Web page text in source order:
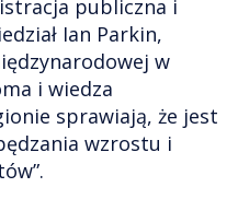
publiczna i
Ian Parkin,
w
i wiedza
sprawiają, że jest
wzrostu i